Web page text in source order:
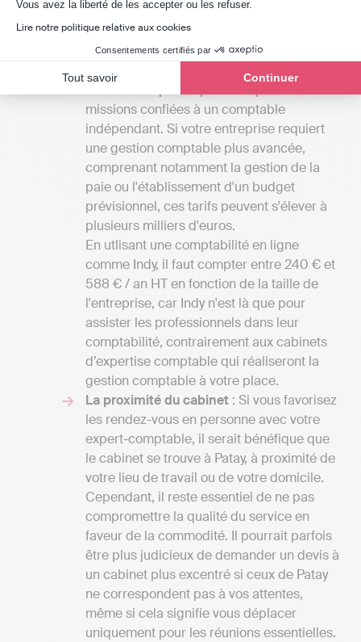
Vous avez la liberté de les accepter ou les refuser.
Lire notre politique relative aux cookies
Consentements certifiés par
Tout savoir Continuer
différentes prestations disponibles à Patay.
Les tarifs: Les tarifs associés aux services
des cabinets d'experts-comptables du
Loiret peuvent débuter à partir de 1000 à
missions confiées à un comptable
indépendant. Si votre entreprise requiert
une gestion comptable plus avancée,
comprenant notamment la gestion de la
paie ou l'établissement d'un budget
prévisionnel, ces tarifs peuvent s'élever à
plusieurs milliers d'euros.
En utlisant une comptabilité en ligne
comme Indy, il faut compter entre 240 € et
588 € / an HT en fonction de la taille de
l'entreprise, car Indy n'est là que pour
assister les professionnels dans leur
comptabilité, contrairement aux cabinets
d’expertise comptable qui réaliseront la
gestion comptable à votre place.
La proximité du cabinet : Si vous favorisez
les rendez-vous en personne avec votre
expert-comptable, il serait bénéfique que
le cabinet se trouve à Patay, à proximité de
votre lieu de travail ou de votre domicile.
Cependant, il reste essentiel de ne pas
compromettre la qualité du service en
faveur de la commodité. Il pourrait parfois
être plus judicieux de demander un devis à
un cabinet plus excentré si ceux de Patay
ne correspondent pas à vos attentes,
même si cela signifie vous déplacer
uniquement pour les réunions essentielles.